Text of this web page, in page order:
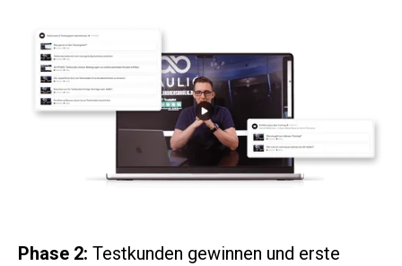
Phase 2: Testkunden gewinnen und erste